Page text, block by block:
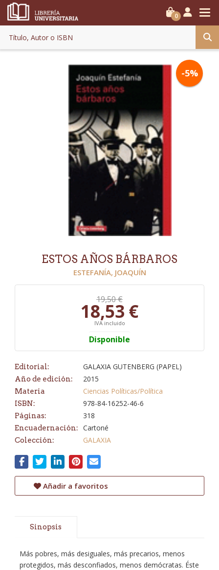
0
-5%
ESTOS AÑOS BÁRBAROS
ESTEFANÍA, JOAQUÍN
19,50 €
18,53 €
IVA incluido
Disponible
Editorial: GALAXIA GUTENBERG (PAPEL)
Año de edición: 2015
Materia Ciencias Políticas/Política
ISBN: 978-84-16252-46-6
Páginas: 318
Encuadernación: Cartoné
Colección: GALAXIA
Añadir a favoritos
Sinopsis
Más pobres, más desiguales, más precarios, menos
protegidos, más desconfiados, menos demócratas. Éste